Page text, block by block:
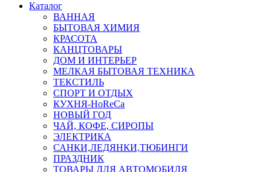
Каталог
ВАННАЯ
БЫТОВАЯ ХИМИЯ
КРАСОТА
КАНЦТОВАРЫ
ДОМ И ИНТЕРЬЕР
МЕЛКАЯ БЫТОВАЯ ТЕХНИКА
ТЕКСТИЛЬ
СПОРТ И ОТДЫХ
КУХНЯ-HoReCa
НОВЫЙ ГОД
ЧАЙ, КОФЕ, СИРОПЫ
ЭЛЕКТРИКА
САНКИ,ЛЕДЯНКИ,ТЮБИНГИ
ПРАЗДНИК
ТОВАРЫ ДЛЯ АВТОМОБИЛЯ